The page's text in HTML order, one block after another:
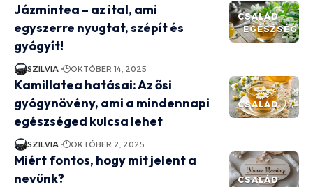
CSALÁD
EGÉSZSÉG
Jázmintea – az ital, ami
egyszerre nyugtat, szépít és
gyógyít!
SZILVIA OKTÓBER 14, 2025
CSALÁD
Kamillatea hatásai: Az ősi
gyógynövény, ami a mindennapi
egészséged kulcsa lehet
SZILVIA OKTÓBER 2, 2025
CSALÁD
Miért fontos, hogy mit jelent a
nevünk?